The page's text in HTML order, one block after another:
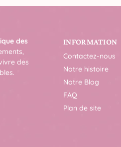
des
des
INFORMATION
Contactez-nous
Notre histoire
Notre Blog
FAQ
Plan de site